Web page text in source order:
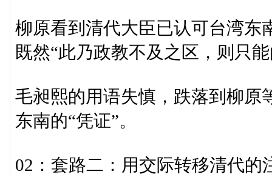
柳原看到清代大臣已认可台湾东
既然“此乃政教不及之区，则只
毛昶熙的用语失慎，跌落到柳原
东南的“凭证”。
02：套路二：用交际转移清代的